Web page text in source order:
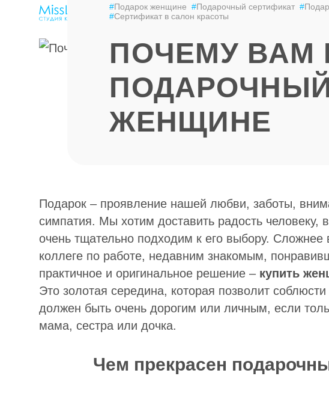
ЭПИЛЯЦИЯ LPG-МАССАЖ ЦЕНЫ
#Подарок женщине #Подарочный сертификат #
#Сертификат в салон красоты
ПОЧЕМУ ВАМ
ЖЕНЩИНЕ
Подарок – проявление нашей любви, заботы,
симпатия. Мы хотим доставить радость человеку,
очень тщательно подходим к его выбору. Сложнее
коллеге по работе, недавним знакомым,
практичное и оригинальное решение – купить
Это золотая середина, которая позволит
должен быть очень дорогим или личным, если
мама, сестра или дочка.
Чем прекрасен